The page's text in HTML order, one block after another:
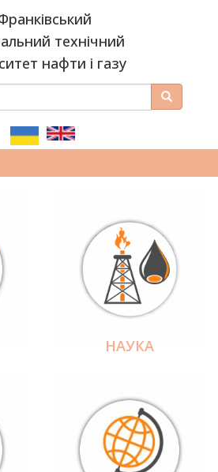
технічний
нафти і газу
Пошук
НАУКА